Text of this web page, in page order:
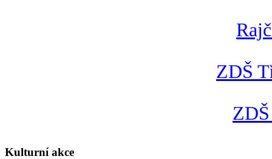
ZDŠ
Kulturní akce